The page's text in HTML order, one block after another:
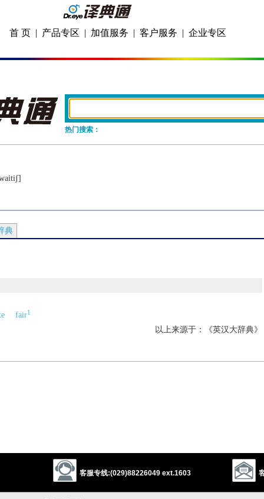
首 页 | 产品专区 | 加值服务 | 客户服务 | 企业专区
热门搜索：
典
fair1
以上来源于：《英汉大辞典》
客服专线:(029)88226049 ext.1603